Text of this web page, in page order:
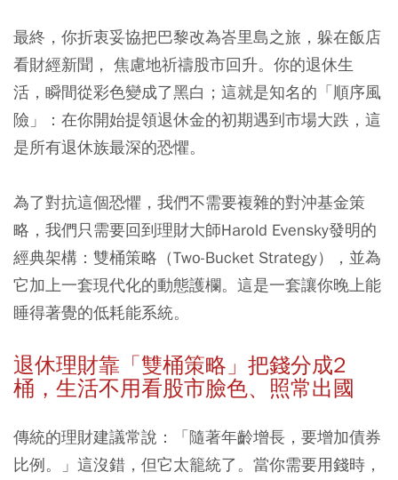
最終，你折衷妥協把巴黎改為峇里島之旅，躲在飯店
看財經新聞， 焦慮地祈禱股市回升。你的退休生
活，瞬間從彩色變成了黑白；這就是知名的「順序風
險」：在你開始提領退休金的初期遇到市場大跌，這
是所有退休族最深的恐懼。
為了對抗這個恐懼，我們不需要複雜的對沖基金策
略，我們只需要回到理財大師Harold Evensky發明的
經典架構：雙桶策略（Two-Bucket Strategy），並為
它加上一套現代化的動態護欄。這是一套讓你晚上能
睡得著覺的低耗能系統。
退休理財靠「雙桶策略」把錢分成2
桶，生活不用看股市臉色、照常出國
傳統的理財建議常說：「隨著年齡增長，要增加債券
比例。」這沒錯，但它太籠統了。當你需要用錢時，